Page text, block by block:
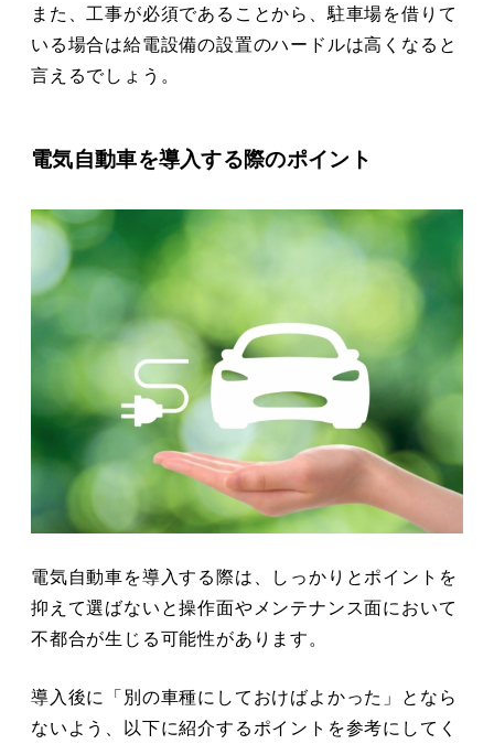
また、工事が必須であることから、駐車場を借りて
いる場合は給電設備の設置のハードルは高くなると
言えるでしょう。
電気自動車を導入する際のポイント
電気自動車を導入する際は、しっかりとポイントを
抑えて選ばないと操作面やメンテナンス面において
不都合が生じる可能性があります。
導入後に「別の車種にしておけばよかった」となら
ないよう、以下に紹介するポイントを参考にしてく